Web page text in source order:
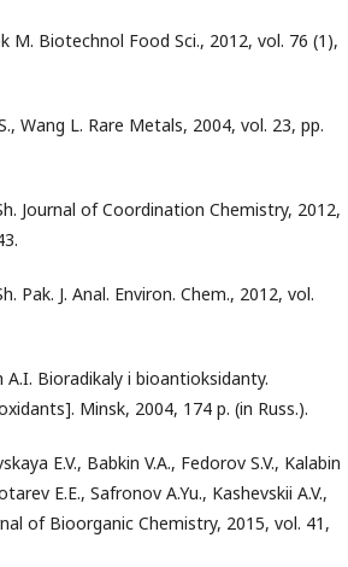
M. Biotechnol Food Sci., 2012, vol. 76 (1),
Wang L. Rare Metals, 2004, vol. 23, pp.
Journal of Coordination Chemistry, 2012,
Pak. J. Anal. Environ. Chem., 2012, vol.
A.I. Bioradikaly i bioantioksidanty.
Minsk, 2004, 174 p. (in Russ.).
E.V., Babkin V.A., Fedorov S.V., Kalabin
E.E., Safronov A.Yu., Kashevskii A.V.,
of Bioorganic Chemistry, 2015, vol. 41,